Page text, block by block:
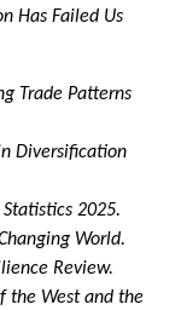
Has Failed Us
Trade Patterns
Diversification
2025.
World.
Review.
the West and the